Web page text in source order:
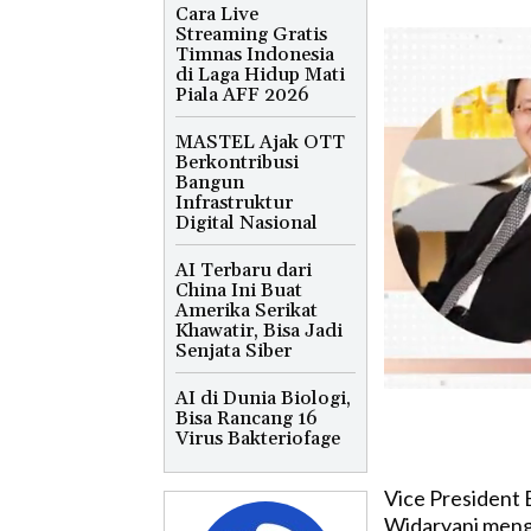
Cara Live
Streaming Gratis
Timnas Indonesia
di Laga Hidup Mati
Piala AFF 2026
MASTEL Ajak OTT
Berkontribusi
Bangun
Infrastruktur
Digital Nasional
AI Terbaru dari
China Ini Buat
Amerika Serikat
Khawatir, Bisa Jadi
Senjata Siber
AI di Dunia Biologi,
Bisa Rancang 16
Virus Bakteriofage
Vice President
Widaryani